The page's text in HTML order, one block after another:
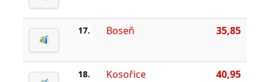
17. Boseň 35,85
18. Kosořice 40,95